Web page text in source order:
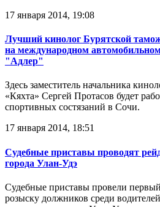
17 января 2014, 19:08
Лучший кинолог Бурятской
на международном
"Адлер"
Здесь заместитель начальника
«Кяхта» Сергей Протасов будет
спортивных состязаний в Сочи.
17 января 2014, 18:51
Судебные приставы проводят
города Улан-Удэ
Судебные приставы провели
розыску должников среди